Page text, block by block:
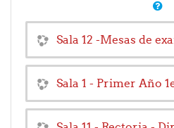
Sala 12 -Mesas de
Sala 1 - Primer Año